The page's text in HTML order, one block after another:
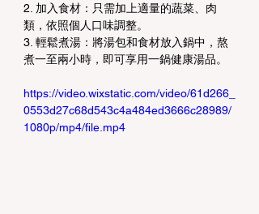
2. 加入食材：只需加上適量的蔬菜、肉
類，依照個人口味調整。
3. 輕鬆煮湯：將湯包和食材放入鍋中，熬
煮一至兩小時，即可享用一鍋健康湯品。
https://video.wixstatic.com/video/61d266_
0553d27c68d543c4a484ed3666c28989/
1080p/mp4/file.mp4